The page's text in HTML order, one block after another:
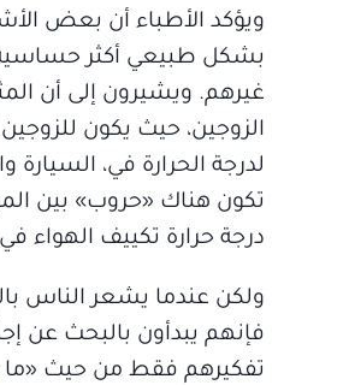
ويؤكد الأطباء أن بعض
بشكل طبيعي أكثر حساسية
غيرهم. ويشيرون إلى أن
الزوجين، حيث يكون
لدرجة الحرارة في، السيارة
تكون هناك «حروب» بين
درجة حرارة تكييف الهواء
ولكن عندما يشعر الناس
فإنهم يبدأون بالبحث عن
تفكيرهم فقط من حيث «ما